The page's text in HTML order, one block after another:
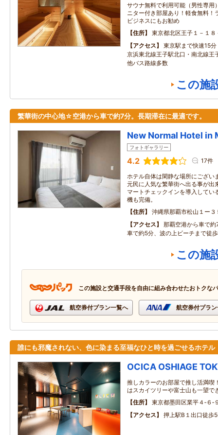
サウナ無料で利用可能（男性専
ニター付き部屋あり！軽食無料！
ビジネスにもお勧め
住所
東京都北区王子１－１８
アクセス
東京駅まで快速15
京浜東北線王子駅北口・南北線王
他バス路線多数
この施
繁華街の中心地☆空港から車で約7分。長期滞在に最適です。
New Normal Hotel in
フォトギャラリー
4.2 17件
ホテル自体は閑静な場所にござい
元民に人気な繁華街へ出る事が出
マートチェックインを導入してい
機も完備。
住所
沖縄県那覇市松山１ー３
アクセス
那覇空港から車で
車で約5分、波の上ビーチまで徒
この施
この施設と交通手段を自由に組み合わせたおトクな
航空券付プラン一覧へ 航空券付プラ
誰にも邪魔されない、色に染まる至福なひと時を過ごせるホテル
OCICA OSHIAGE
推しカラーのお部屋で推し活満喫
はスカイツリーや富士山も一望で
住所
東京都墨田区業平４‐６‐
アクセス
押上駅B１出口徒歩